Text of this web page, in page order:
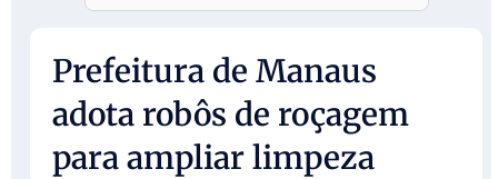
Prefeitura de Manaus
adota robôs de roçagem
para ampliar limpeza